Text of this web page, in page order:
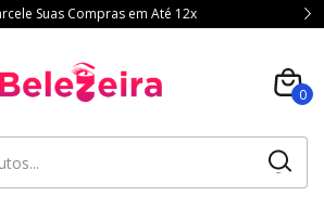
Suas Compras em Até 12x
0